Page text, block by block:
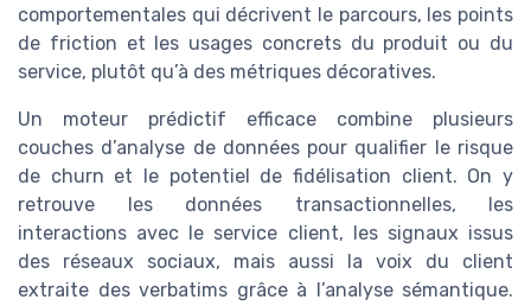
comportementales qui décrivent le parcours, les points
de friction et les usages concrets du produit ou du
service, plutôt qu’à des métriques décoratives.
Un moteur prédictif efficace combine plusieurs
couches d’analyse de données pour qualifier le risque
de churn et le potentiel de fidélisation client. On y
retrouve les données transactionnelles, les
interactions avec le service client, les signaux issus
des réseaux sociaux, mais aussi la voix du client
extraite des verbatims grâce à l’analyse sémantique.